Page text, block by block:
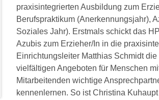
praxisintegrierten Ausbildung zum
Berufspraktikum (Anerkennungsjahr),
Soziales Jahr). Erstmals schickt das
Azubis zum Erzieher/In in die
Einrichtungsleiter Matthias Schmidt
vielfältigen Angeboten für Menschen
Mitarbeitenden wichtige
kennenlernen. So ist Christina